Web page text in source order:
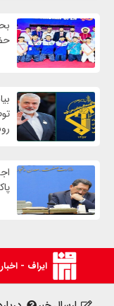
ایراف -